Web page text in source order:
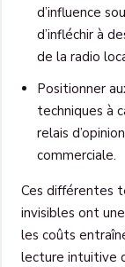
d’influence
d’infléchir à
de la radio
Positionner
techniques à
relais
commerciale.
Ces différentes
invisibles ont
les coûts
lecture intuitive